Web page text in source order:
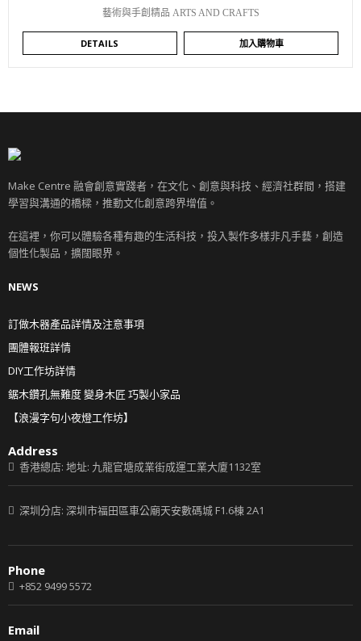
藝術與手創精品 ARTS AND CRAFTS
DETAILS 加入購物車
Make Centre 融會創意實踐者，在文化、創意與科技、經濟社群間，搭建
學習與溝通的橋樑，推動文化創意跨界增值。
在這裡，你可以體驗各種有趣的生活科技，投入製作多樣非凡手藝，創造
個性化製品，擴闊眼界。
NEWS
訂做木器產品詳情及注意事項
團體報班詳情
DIY工作坊詳情
鋸木鑽孔無難度 變身木匠 巧製小家品
【浪漫字句小夜燈工作坊】
Address
香港總店: 地址: 九龍官塘成業街成運工業大廈1132室
深圳分店: 深圳市福田區車公廟天安數碼城 F1.6棟 2A1
Phone
+852 9499 5572
Email